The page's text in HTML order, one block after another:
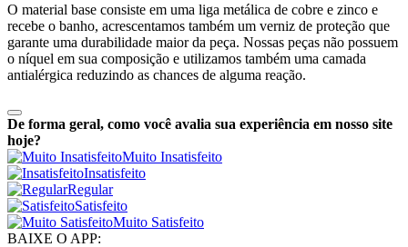
O material base consiste em uma liga metálica de cobre e zinco e
recebe o banho, acrescentamos também um verniz de proteção que
garante uma durabilidade maior da peça. Nossas peças não possuem
o níquel em sua composição e utilizamos também uma camada
antialérgica reduzindo as chances de alguma reação.
De forma geral, como você avalia sua experiência em nosso site
hoje?
Muito Insatisfeito
Insatisfeito
Regular
Satisfeito
Muito Satisfeito
BAIXE O APP: